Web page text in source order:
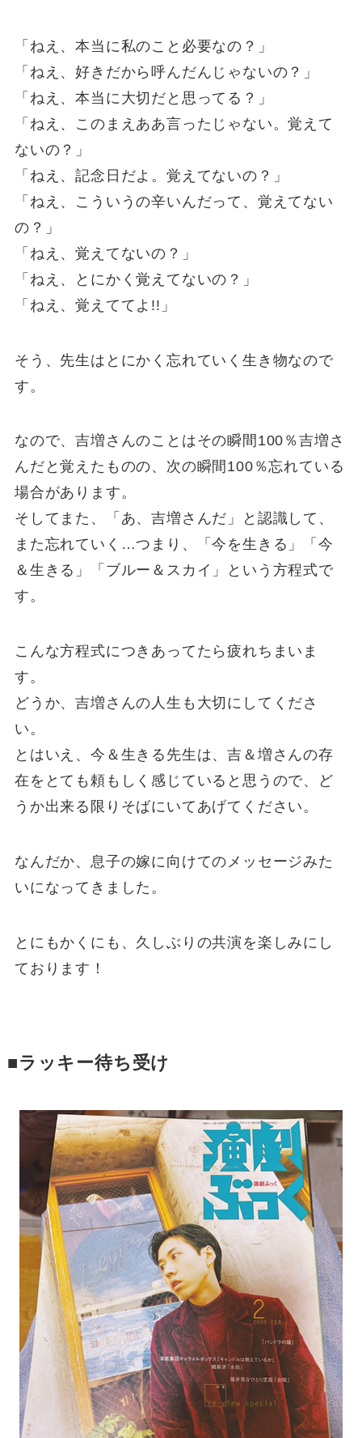
「ねえ、本当に私のこと必要なの？」
「ねえ、好きだから呼んだんじゃないの？」
「ねえ、本当に大切だと思ってる？」
「ねえ、このまえああ言ったじゃない。覚えて
ないの？」
「ねえ、記念日だよ。覚えてないの？」
「ねえ、こういうの辛いんだって、覚えてない
の？」
「ねえ、覚えてないの？」
「ねえ、とにかく覚えてないの？」
「ねえ、覚えててよ!!」
そう、先生はとにかく忘れていく生き物なので
す。
なので、吉増さんのことはその瞬間100％吉増さ
んだと覚えたものの、次の瞬間100％忘れている
場合があります。
そしてまた、「あ、吉増さんだ」と認識して、
また忘れていく…つまり、「今を生きる」「今
＆生きる」「ブルー＆スカイ」という方程式で
す。
こんな方程式につきあってたら疲れちまいま
す。
どうか、吉増さんの人生も大切にしてくださ
い。
とはいえ、今＆生きる先生は、吉＆増さんの存
在をとても頼もしく感じていると思うので、ど
うか出来る限りそばにいてあげてください。
なんだか、息子の嫁に向けてのメッセージみた
いになってきました。
とにもかくにも、久しぶりの共演を楽しみにし
ております！
■ラッキー待ち受け